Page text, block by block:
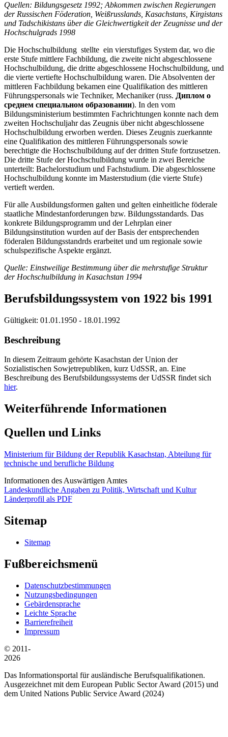
Quellen: Bildungsgesetz 1992; Abkommen zwischen Regierungen
der Russischen Föderation, Weißrusslands, Kasachstans, Kirgistans
und Tadschikistans über die Gleichwertigkeit der Zeugnisse und der
Hochschulgrads 1998
Die Hochschulbildung stellte ein vierstufiges System dar, wo die
erste Stufe mittlere Fachbildung, die zweite nicht abgeschlossene
Hochschulbildung, die dritte abgeschlossene Hochschulbildung, und
die vierte vertiefte Hochschulbildung waren. Die Absolventen der
mittleren Fachbildung bekamen eine Qualifikation des mittleren
Führungspersonals wie Techniker, Mechaniker (russ. Диплом о
среднем специальном образовании). In den vom
Bildungsministerium bestimmten Fachrichtungen konnte nach dem
zweiten Hochschuljahr das Zeugnis über nicht abgeschlossene
Hochschulbildung erworben werden. Dieses Zeugnis zuerkannte
eine Qualifikation des mittleren Führungspersonals sowie
berechtigte die Hochschulbildung auf der dritten Stufe fortzusetzen.
Die dritte Stufe der Hochschulbildung wurde in zwei Bereiche
unterteilt: Bachelorstudium und Fachstudium. Die abgeschlossene
Hochschulbildung konnte im Masterstudium (die vierte Stufe)
vertieft werden.
Für alle Ausbildungsformen galten und gelten einheitliche föderale
staatliche Mindestanforderungen bzw. Bildungsstandards. Das
konkrete Bildungsprogramm und der Lehrplan einer
Bildungsinstitution wurden auf der Basis der entsprechenden
föderalen Bildungsstandrds erarbeitet und um regionale sowie
schulspezifische Aspekte ergänzt.
Quelle: Einstweilige Bestimmung über die mehrstufige Struktur
der Hochschulbildung in Kasachstan 1994
Berufsbildungssystem von 1922 bis 1991
Gültigkeit: 01.01.1950 - 18.01.1992
Beschreibung
In diesem Zeitraum gehörte Kasachstan der Union der
Sozialistischen Sowjetrepubliken, kurz UdSSR, an. Eine
Beschreibung des Berufsbildungssystems der UdSSR findet sich
hier.
Weiterführende Informationen
Quellen und Links
Ministerium für Bildung der Republik Kasachstan, Abteilung für
technische und berufliche Bildung
Informationen des Auswärtigen Amtes
Landeskundliche Angaben zu Politik, Wirtschaft und Kultur
Länderprofil als PDF
Sitemap
Sitemap
Fußbereichsmenü
Datenschutzbestimmungen
Nutzungsbedingungen
Gebärdensprache
Leichte Sprache
Barrierefreiheit
Impressum
© 2011-
2026
Das Informationsportal für ausländische Berufsqualifikationen.
Ausgezeichnet mit dem European Public Sector Award (2015) und
dem United Nations Public Service Award (2024)